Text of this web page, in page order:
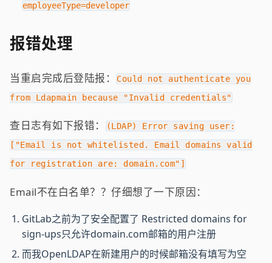
employeeType=developer
报错处理
当重启完成后登陆报：Could not authenticate you
from Ldapmain because "Invalid credentials"
查日志有如下报错：
(LDAP) Error saving user:
["Email is not whitelisted. Email domains valid
for registration are: domain.com"]
Email不在白名单？？仔细想了一下原因：
GitLab之前为了安全配置了 Restricted domains for
sign-ups只允许domain.com邮箱的用户注册
而我OpenLDAP在新建用户的时候邮箱没有填写为空